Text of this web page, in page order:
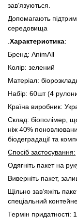
зав’язуються.
Допомагають
середовища
Характеристика:
Бренд: AnimAll
Колір: зелений
Матеріал:
Набір: 60шт (4
Країна виробник:
Склад: біополімер,
ніж 40%
біодеградації та
Спосіб застосування:
Одягніть пакет на
Виверніть пакет,
Щільно зав’яжіть
спеціальний
Термін придатності: